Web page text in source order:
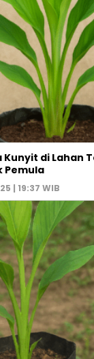
Kunyit di Lahan
Pemula
| 19:37 WIB